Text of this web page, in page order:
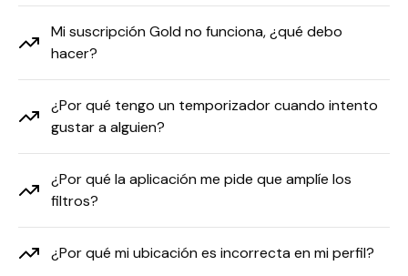
Mi suscripción Gold no funciona, ¿qué debo
hacer?
¿Por qué tengo un temporizador cuando intento
gustar a alguien?
¿Por qué la aplicación me pide que amplíe los
filtros?
¿Por qué mi ubicación es incorrecta en mi perfil?